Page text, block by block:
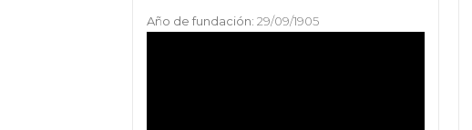
Año de fundación:29/09/1905